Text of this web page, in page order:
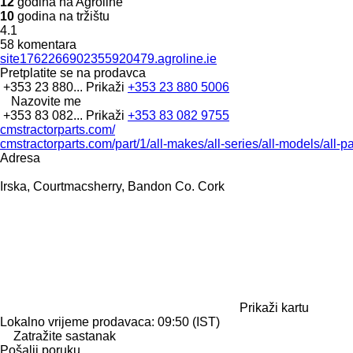
10 godina na tržištu
4.1
58 komentara
site1762266902355920479.agroline.ie
Pretplatite se na prodavca
+353 23 880... Prikaži +353 23 880 5006
Nazovite me
+353 83 082... Prikaži +353 83 082 9755
cmstractorparts.com/
cmstractorparts.com/part/1/all-makes/all-series/all-models/all-
Adresa
Irska, Courtmacsherry, Bandon Co. Cork
Prikaži kartu
Lokalno vrijeme prodavaca: 09:50 (IST)
Zatražite sastanak
Pošalji poruku